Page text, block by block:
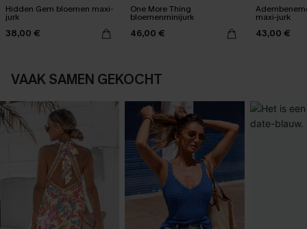
Hidden Gem bloemen maxi-
jurk
38,00 €
One More Thing
bloemenminijurk
46,00 €
maxi-jurk
43,00 €
VAAK SAMEN GEKOCHT